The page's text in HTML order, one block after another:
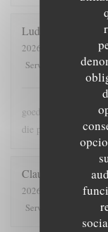
Ludo
2026-07-30
- 18:00 -
Servicio
goede bediening ,
die prijs
Claude
2026-08-01
- 19:30 -
Servicio